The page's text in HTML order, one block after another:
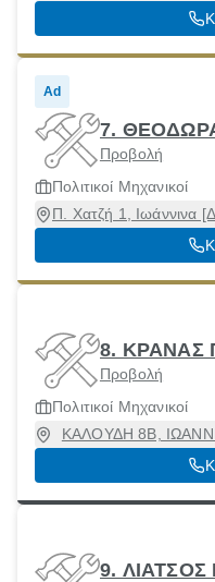
Ad
7.
Προβολή
Πολιτικοί Μηχανικοί
Π. Χατζή 1, Ιωάννινα
8. ΚΡΑΝΑΣ
Προβολή
Πολιτικοί Μηχανικοί
ΚΑΛΟΥΔΗ 8Β,
9.